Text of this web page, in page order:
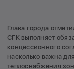
Глава города
СГК выполняет
концессионного
насколько важна
теплоснабжения